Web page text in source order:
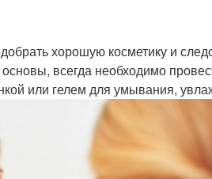
хорошую косметику и
всегда необходимо
или гелем для умывания,